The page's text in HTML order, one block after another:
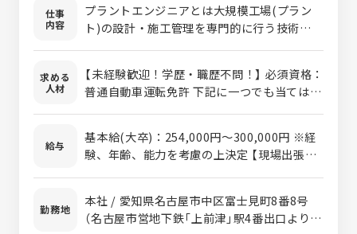
仕事
内容
プラントエンジニアとは大規模工場(プラン
ト)の設計・施工管理を専門的に行う技術者の
めていきます。 希望やご経験などを考慮して
配属いたします。 【機械系エンジニア】 主に
配合飼料プラントの基本設計・詳細設計、機
械装置の設計・施工管理を担います。 【電気
系エンジニア】 上記プラント各所への電力供
ア】 食品・薬品プラントの生産ラインを産業
ロボットなどを活用し自動化する設備の設
求める
人材
【未経験歓迎！学歴・職歴不問！】 必須資格：
普通自動車運転免許 下記に一つでも当てはま
機械、電気、産業ロボットに興味がある方 ○
旅行や食事などが好きで、工事出張を楽しめ
る方 ○主体的に考えて、動ける方 ○何ごとに
も挑戦意欲を強く持てる方 ○コミュニケーシ
ョン力、対人折衝力のある方
給与
基本給(大卒)：254,000円～300,000円 ※経
験、年齢、能力を考慮の上決定 【現場出張時
円 ※工事日の現場手当(2600円/日)、宿泊を
伴う場合の朝夕食費補助(2500円/日) ※遠方
勤務地
本社 / 愛知県名古屋市中区富士見町8番8号
（名古屋市営地下鉄「上前津」駅4番出口より徒